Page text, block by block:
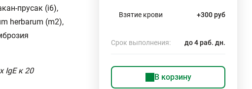
прусак (i6),
herbarum (m2),
IgE к 20
Взятие крови +300 руб
Срок выполнения: до 4 раб. дн.
В корзину